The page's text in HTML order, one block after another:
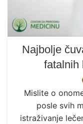
Najbolje
fatalnih
Mislite o
posle svih
istraživanje